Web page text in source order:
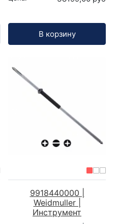
В корзину
9918440000 |
Weidmuller |
Инструмент